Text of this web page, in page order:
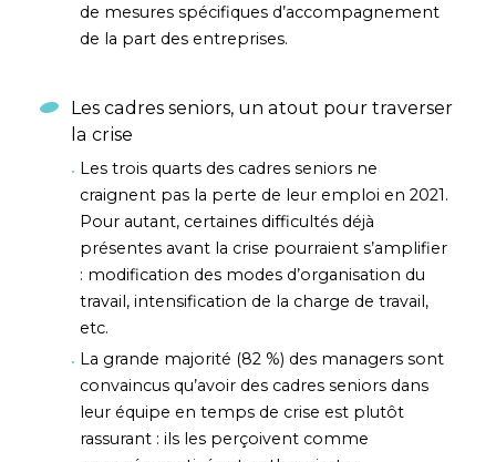
de mesures spécifiques d’accompagnement
de la part des entreprises.
Les cadres seniors, un atout pour traverser
la crise
Les trois quarts des cadres seniors ne
craignent pas la perte de leur emploi en 2021.
Pour autant, certaines difficultés déjà
présentes avant la crise pourraient s’amplifier
: modification des modes d’organisation du
travail, intensification de la charge de travail,
etc.
La grande majorité (82 %) des managers sont
convaincus qu’avoir des cadres seniors dans
leur équipe en temps de crise est plutôt
rassurant : ils les perçoivent comme